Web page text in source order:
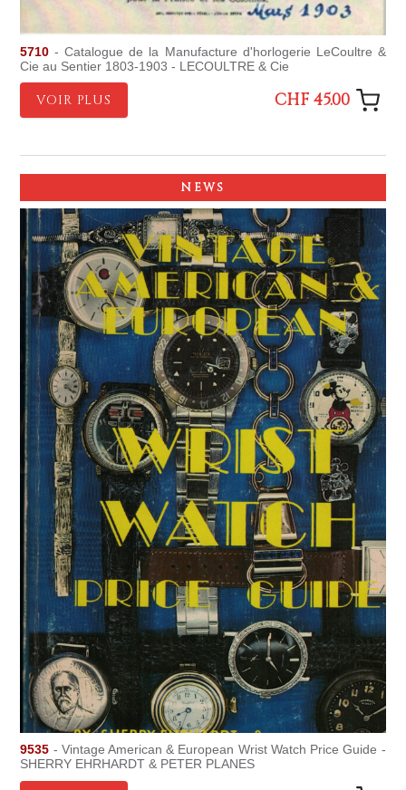
5710 - Catalogue de la Manufacture d'horlogerie LeCoultre &
Cie au Sentier 1803-1903 - LECOULTRE & Cie
VOIR PLUS CHF 45.00
9535 - Vintage American & European Wrist Watch Price Guide -
SHERRY EHRHARDT & PETER PLANES